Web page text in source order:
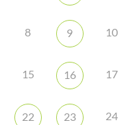
8 9 10
15 16 17
22 23 24